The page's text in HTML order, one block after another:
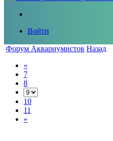
Войти
Форум Аквариумистов Назад
«
7
8
10
11
»